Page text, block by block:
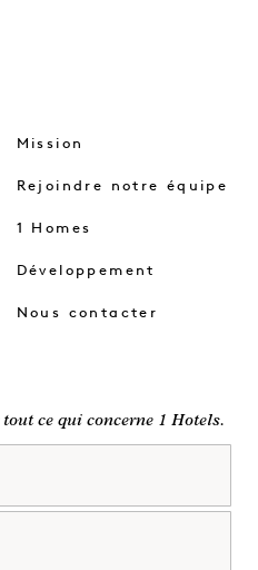
Mission
Rejoindre notre équipe
1 Homes
Développement
Nous contacter
ce qui concerne 1 Hotels.